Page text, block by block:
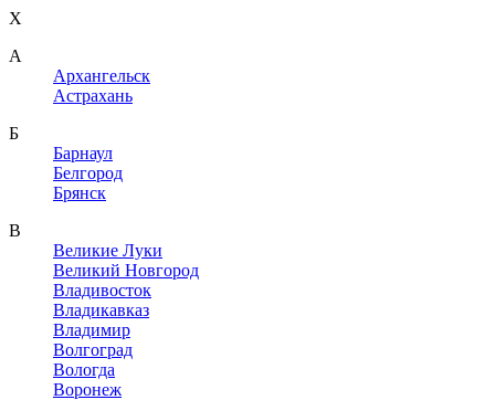
X
A
Архангельск
Астрахань
Б
Барнаул
Белгород
Брянск
В
Великие Луки
Великий Новгород
Владивосток
Владикавказ
Владимир
Волгоград
Вологда
Воронеж